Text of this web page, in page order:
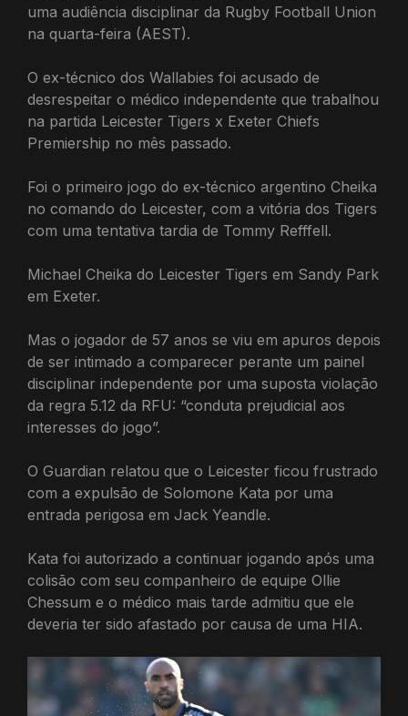
uma audiência disciplinar da Rugby Football Union
na quarta-feira (AEST).
O ex-técnico dos Wallabies foi acusado de
desrespeitar o médico independente que trabalhou
na partida Leicester Tigers x Exeter Chiefs
Premiership no mês passado.
Foi o primeiro jogo do ex-técnico argentino Cheika
no comando do Leicester, com a vitória dos Tigers
com uma tentativa tardia de Tommy Refffell.
Michael Cheika do Leicester Tigers em Sandy Park
em Exeter.
Mas o jogador de 57 anos se viu em apuros depois
de ser intimado a comparecer perante um painel
disciplinar independente por uma suposta violação
da regra 5.12 da RFU: “conduta prejudicial aos
interesses do jogo”.
O Guardian relatou que o Leicester ficou frustrado
com a expulsão de Solomone Kata por uma
entrada perigosa em Jack Yeandle.
Kata foi autorizado a continuar jogando após uma
colisão com seu companheiro de equipe Ollie
Chessum e o médico mais tarde admitiu que ele
deveria ter sido afastado por causa de uma HIA.